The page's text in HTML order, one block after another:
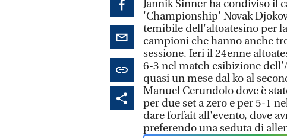
Jannik Sinner ha condiviso il
'Championship' Novak
temibile dell'altoatesino per
campioni che hanno anche
sessione. Ieri il 24enne
6-3 nel match esibizione
quasi un mese dal ko al
Manuel Cerundolo dove è
per due set a zero e per 5-1
dare forfait all'evento, dove
preferendo una seduta di